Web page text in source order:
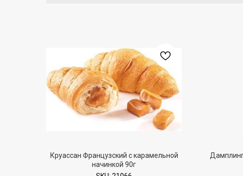
Круассан Французский с карамельной
начинкой 90г